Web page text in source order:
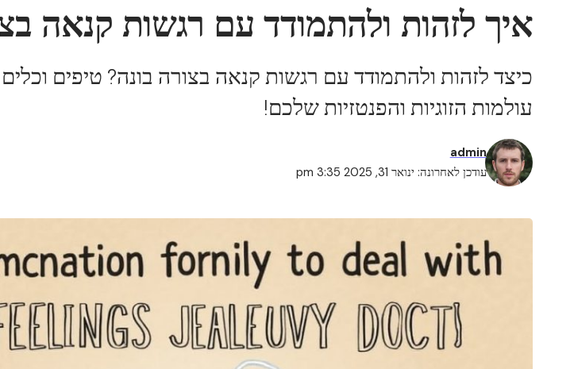
איך לזהות ולהתמודד עם רגשות קנאה
כיצד לזהות ולהתמודד עם רגשות קנאה בצורה בונה? טיפים
עולמות הזוגיות והפנטזיות שלכם!
עודכן לאחרונה: ינואר 31, 2025 3:35 pm
admin